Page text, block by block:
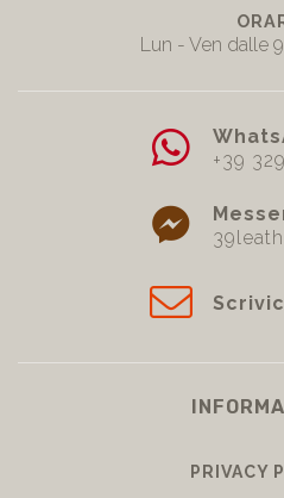
Lun - Ven dalle
+39
PRIVACY